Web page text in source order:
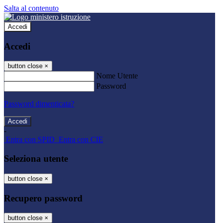
Salta al contenuto
Accedi
Accedi
button close ×
Nome Utente
Password
Password dimenticata?
-
Entra con SPID Entra con CIE
Seleziona utente
button close ×
Recupero password
button close ×